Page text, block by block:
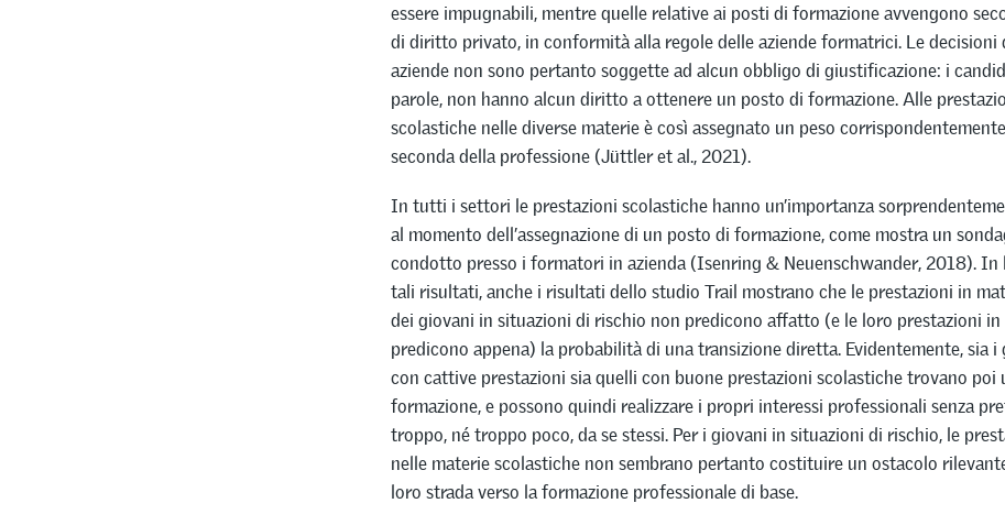
essere impugnabili, mentre quelle relative ai posti di formazione avvengono
di diritto privato, in conformità alla regole delle aziende formatrici. Le decisioni
aziende non sono pertanto soggette ad alcun obbligo di giustificazione: i
parole, non hanno alcun diritto a ottenere un posto di formazione. Alle
scolastiche nelle diverse materie è così assegnato un peso
seconda della professione (Jüttler et al., 2021).
In tutti i settori le prestazioni scolastiche hanno un’importanza
al momento dell’assegnazione di un posto di formazione, come mostra un
condotto presso i formatori in azienda (Isenring & Neuenschwander, 2018). In
tali risultati, anche i risultati dello studio Trail mostrano che le prestazioni in
dei giovani in situazioni di rischio non predicono affatto (e le loro prestazioni
predicono appena) la probabilità di una transizione diretta. Evidentemente, sia i
con cattive prestazioni sia quelli con buone prestazioni scolastiche trovano poi
formazione, e possono quindi realizzare i propri interessi professionali senza
troppo, né troppo poco, da se stessi. Per i giovani in situazioni di rischio, le
nelle materie scolastiche non sembrano pertanto costituire un ostacolo
loro strada verso la formazione professionale di base.